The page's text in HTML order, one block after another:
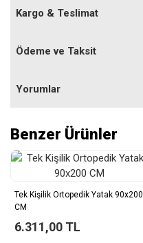
Kargo & Teslimat
Ödeme ve Taksit
Yorumlar
Benzer Ürünler
Tek Kişilik Ortopedik Yatak 90x200
CM
6.311,00 TL